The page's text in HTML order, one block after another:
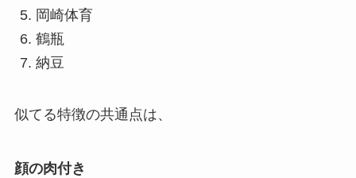
岡崎体育
鶴瓶
納豆
似てる特徴の共通点は、
顔の肉付き